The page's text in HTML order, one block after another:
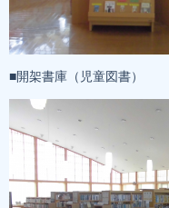
■開架書庫（児童図書）